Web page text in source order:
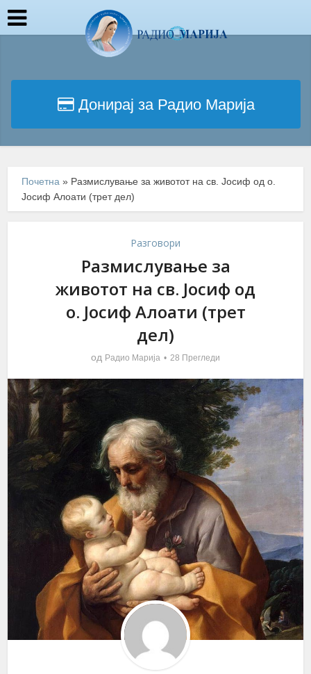
Донирај за Радио Марија
Почетна » Размислување за животот на св. Јосиф од о.
Јосиф Алоати (трет дел)
Разговори
Размислување за
животот на св. Јосиф од
о. Јосиф Алоати (трет
дел)
од Радио Марија 28 Прегледи